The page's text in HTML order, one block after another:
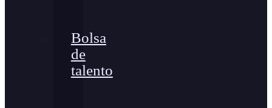
Bolsa
de
talento